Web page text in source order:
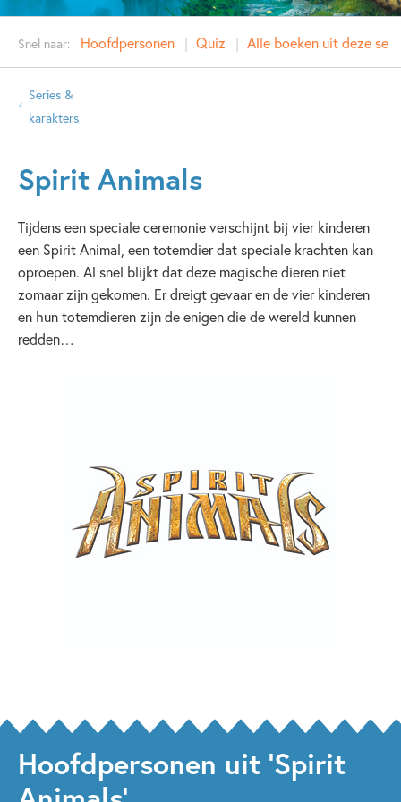
Snel naar: Hoofdpersonen Quiz Alle boeken uit deze
Series &
karakters
Spirit Animals
Tijdens een speciale ceremonie verschijnt bij vier kinderen
een Spirit Animal, een totemdier dat speciale krachten kan
oproepen. Al snel blijkt dat deze magische dieren niet
zomaar zijn gekomen. Er dreigt gevaar en de vier kinderen
en hun totemdieren zijn de enigen die de wereld kunnen
redden…
Hoofdpersonen uit 'Spirit